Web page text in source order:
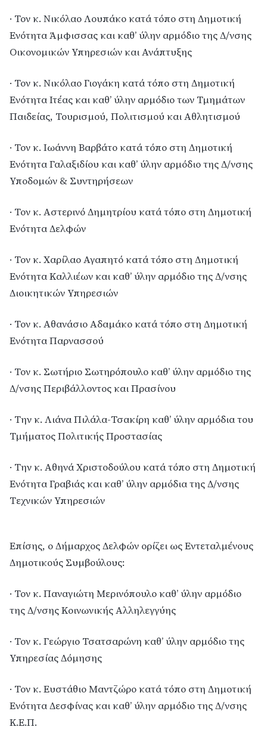
· Τον κ. Νικόλαο Λουπάκο κατά τόπο στη Δημοτική
Ενότητα Άμφισσας και καθ’ ύλην αρμόδιο της Δ/νσης
Οικονομικών Υπηρεσιών και Ανάπτυξης
· Τον κ. Νικόλαο Γιογάκη κατά τόπο στη Δημοτική
Ενότητα Ιτέας και καθ’ ύλην αρμόδιο των Τμημάτων
Παιδείας, Τουρισμού, Πολιτισμού και Αθλητισμού
· Τον κ. Ιωάννη Βαρβάτο κατά τόπο στη Δημοτική
Ενότητα Γαλαξιδίου και καθ’ ύλην αρμόδιο της Δ/νσης
Υποδομών & Συντηρήσεων
· Τον κ. Αστερινό Δημητρίου κατά τόπο στη Δημοτική
Ενότητα Δελφών
· Τον κ. Χαρίλαο Αγαπητό κατά τόπο στη Δημοτική
Ενότητα Καλλιέων και καθ’ ύλην αρμόδιο της Δ/νσης
Διοικητικών Υπηρεσιών
· Τον κ. Αθανάσιο Αδαμάκο κατά τόπο στη Δημοτική
Ενότητα Παρνασσού
· Τον κ. Σωτήριο Σωτηρόπουλο καθ’ ύλην αρμόδιο της
Δ/νσης Περιβάλλοντος και Πρασίνου
· Την κ. Λιάνα Πιλάλα-Τσακίρη καθ’ ύλην αρμόδια του
Τμήματος Πολιτικής Προστασίας
· Την κ. Αθηνά Χριστοδούλου κατά τόπο στη Δημοτική
Ενότητα Γραβιάς και καθ’ ύλην αρμόδια της Δ/νσης
Τεχνικών Υπηρεσιών
Επίσης, ο Δήμαρχος Δελφών ορίζει ως Εντεταλμένους
Δημοτικούς Συμβούλους:
· Τον κ. Παναγιώτη Μερινόπουλο καθ’ ύλην αρμόδιο
της Δ/νσης Κοινωνικής Αλληλεγγύης
· Τον κ. Γεώργιο Τσατσαρώνη καθ’ ύλην αρμόδιο της
Υπηρεσίας Δόμησης
· Τον κ. Ευστάθιο Μαντζώρο κατά τόπο στη Δημοτική
Ενότητα Δεσφίνας και καθ’ ύλην αρμόδιο της Δ/νσης
Κ.Ε.Π.